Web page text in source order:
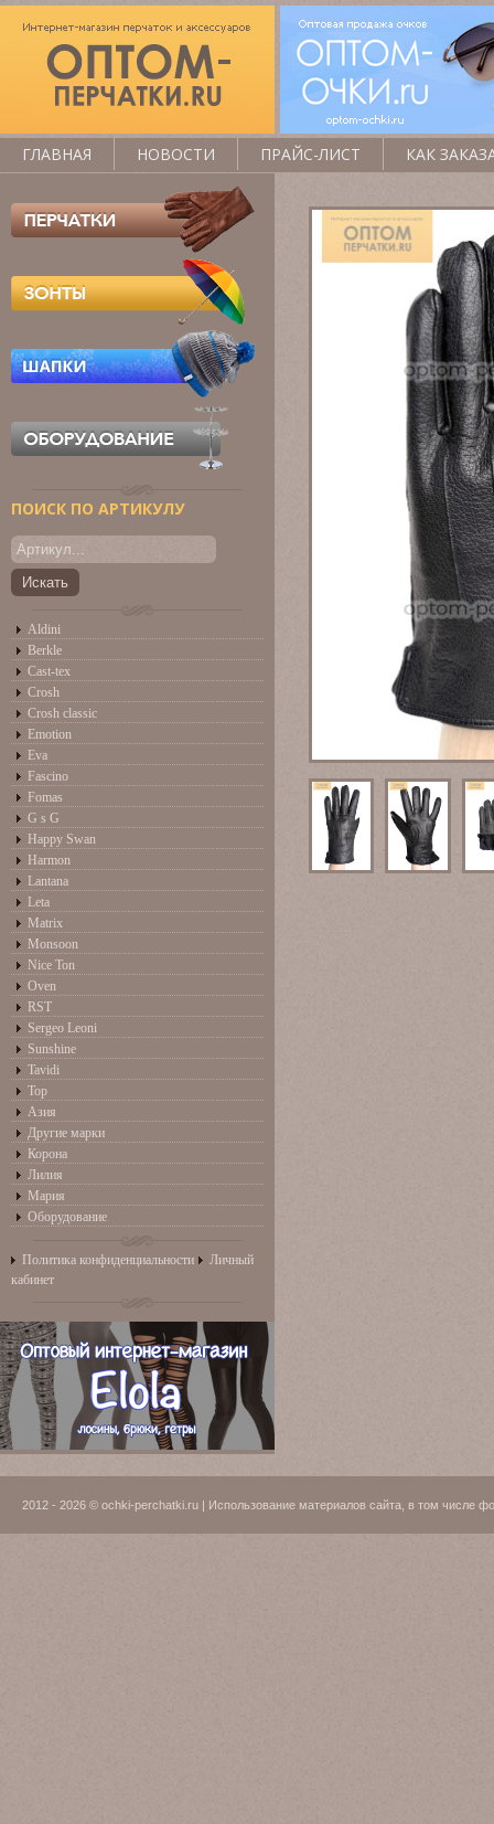
ПОИСК ПО АРТИКУЛУ
Aldini
Berkle
Cast-tex
Crosh
Crosh classic
Emotion
Eva
Fascino
Fomas
G s G
Happy Swan
Harmon
Lantana
Leta
Matrix
Monsoon
Nice Ton
Oven
RST
Sergeo Leoni
Sunshine
Tavidi
Top
Азия
Другие марки
Корона
Лилия
Мария
Оборудование
Политика конфиденциальности
Личный
кабинет
ГЛАВНАЯ НОВОСТИ ПРАЙС-ЛИСТ КАК
2012 - 2026 © ochki-perchatki.ru | Использование материалов сайта, в том числе